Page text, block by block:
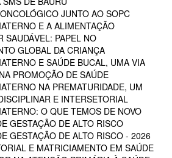
JUNTO AO SOPC
E A ALIMENTAÇÃO
SAUDÁVEL: PAPEL NO
GLOBAL DA CRIANÇA
E SAÚDE BUCAL, UMA VIA
PROMOÇÃO DE SAÚDE
NA PREMATURIDADE, UM
E INTERSETORIAL
O QUE TEMOS DE NOVO
GESTAÇÃO DE ALTO RISCO
GESTAÇÃO DE ALTO RISCO - 2026
E MATRICIAMENTO EM SAÚDE